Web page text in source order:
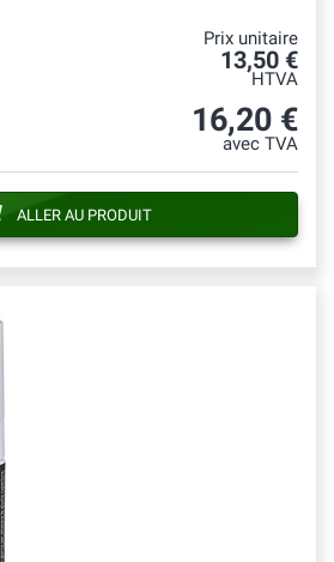
Prix unitaire
13,50 €
HTVA
16,20 €
avec TVA
ALLER AU PRODUIT